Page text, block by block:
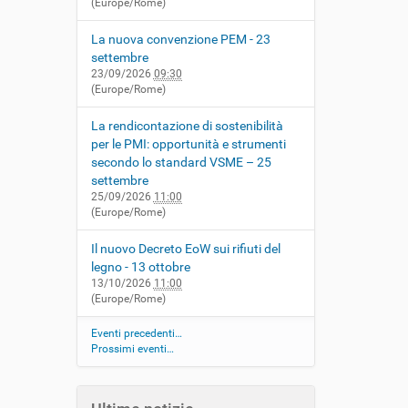
(Europe/Rome)
La nuova convenzione PEM - 23
settembre
23/09/2026 09:30
(Europe/Rome)
La rendicontazione di sostenibilità
per le PMI: opportunità e strumenti
secondo lo standard VSME – 25
settembre
25/09/2026 11:00
(Europe/Rome)
Il nuovo Decreto EoW sui rifiuti del
legno - 13 ottobre
13/10/2026 11:00
(Europe/Rome)
Eventi precedenti…
Prossimi eventi…